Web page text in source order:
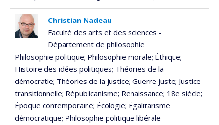
Christian Nadeau
Faculté des arts et des sciences -
Département de philosophie
Philosophie politique; Philosophie morale; Éthique;
Histoire des idées politiques; Théories de la
démocratie; Théories de la justice; Guerre juste; Justice
transitionnelle; Républicanisme; Renaissance; 18e siècle;
Époque contemporaine; Écologie; Égalitarisme
démocratique; Philosophie politique libérale